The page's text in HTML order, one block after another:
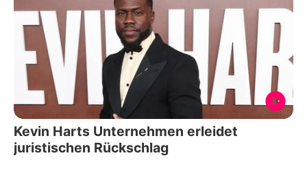
Kevin Harts Unternehmen erleidet
juristischen Rückschlag